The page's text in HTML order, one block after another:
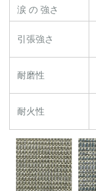
涙 の 強さ
引張強さ
耐磨性
耐火性